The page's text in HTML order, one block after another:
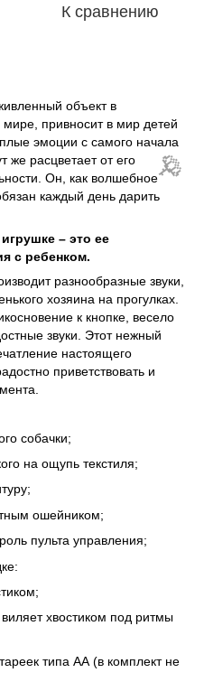
К сравнению
объект в
привносит в мир детей
эмоции с самого начала
же расцветает от его
Он, как волшебное
каждый день дарить
– это ее
с ребенком.
разнообразные звуки,
хозяина на прогулках.
к кнопке, весело
звуки. Этот нежный
настоящего
приветствовать и
собачки;
на ощупь текстиля;
ошейником;
пульта управления;
хвостиком под ритмы
типа АА (в комплект не
🌹